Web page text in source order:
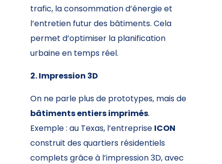
trafic, la consommation d’énergie et
l’entretien futur des bâtiments. Cela
permet d’optimiser la planification
urbaine en temps réel.
2. Impression 3D
On ne parle plus de prototypes, mais de
bâtiments entiers imprimés.
Exemple : au Texas, l’entreprise ICON
construit des quartiers résidentiels
complets grâce à l’impression 3D, avec